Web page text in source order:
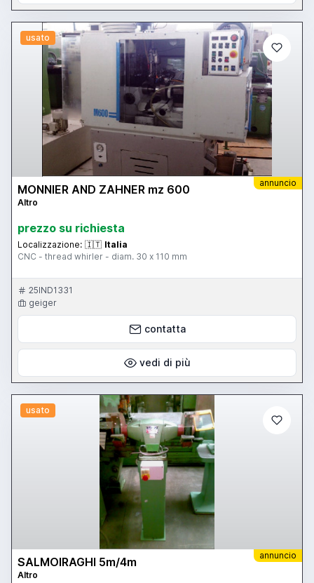
usato
annuncio
MONNIER AND ZAHNER mz 600
Altro
prezzo su richiesta
Localizzazione: 🇮🇹 Italia
CNC - thread whirler - diam. 30 x 110 mm
25IND1331
geiger
contatta
vedi di più
usato
annuncio
SALMOIRAGHI 5m/4m
Altro